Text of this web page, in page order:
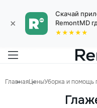
×
Скачай
RemontMD
★★★★★
ГлавнаяЦеныУборка и помощь